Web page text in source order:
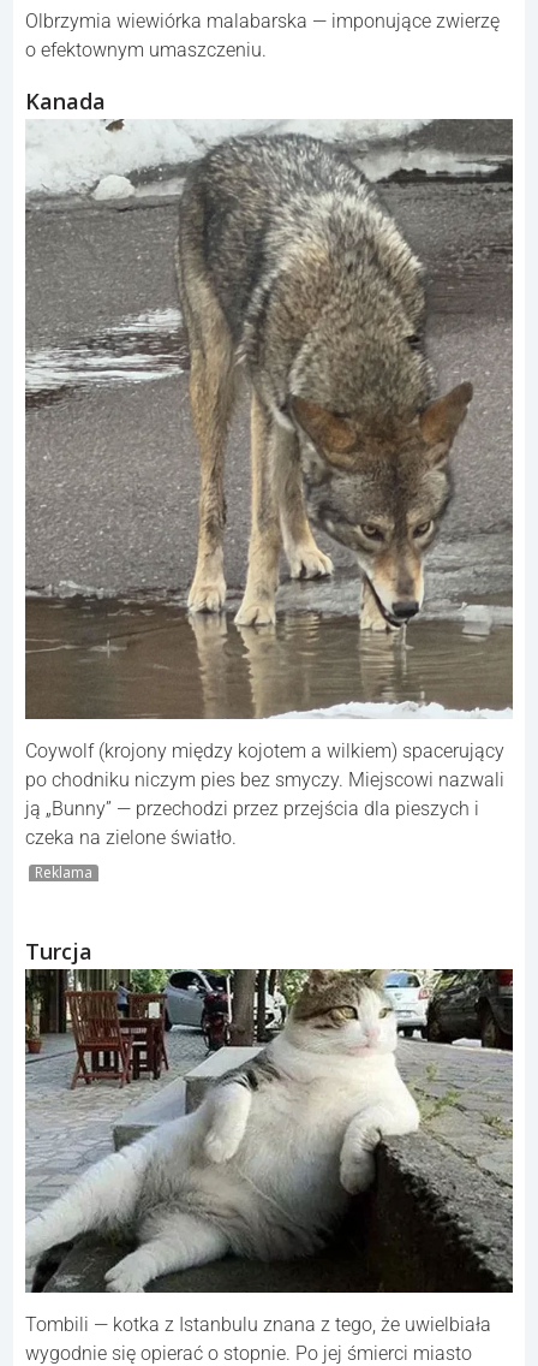
Olbrzymia wiewiórka malabarska — imponujące zwierzę
o efektownym umaszczeniu.
Kanada
Coywolf (krojony między kojotem a wilkiem) spacerujący
po chodniku niczym pies bez smyczy. Miejscowi nazwali
ją „Bunny” — przechodzi przez przejścia dla pieszych i
czeka na zielone światło.
Reklama
Turcja
Tombili — kotka z Istanbulu znana z tego, że uwielbiała
wygodnie się opierać o stopnie. Po jej śmierci miasto